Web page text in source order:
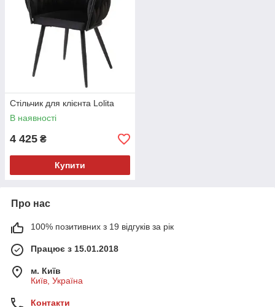
Стільчик для клієнта Lolita
В наявності
4 425 ₴
Купити
Про нас
100% позитивних з 19 відгуків за рік
Працює з 15.01.2018
м. Київ
Київ, Україна
Контакти